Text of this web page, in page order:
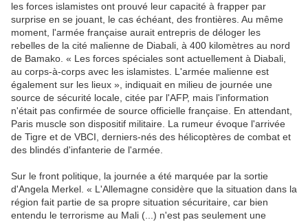
les forces islamistes ont prouvé leur capacité à frapper par
surprise en se jouant, le cas échéant, des frontières. Au même
moment, l'armée française aurait entrepris de déloger les
rebelles de la cité malienne de Diabali, à 400 kilomètres au nord
de Bamako. « Les forces spéciales sont actuellement à Diabali,
au corps-à-corps avec les islamistes. L'armée malienne est
également sur les lieux », indiquait en milieu de journée une
source de sécurité locale, citée par l'AFP, mais l'information
n'était pas confirmée de source officielle française. En attendant,
Paris muscle son dispositif militaire. La rumeur évoque l'arrivée
de Tigre et de VBCI, derniers-nés des hélicoptères de combat et
des blindés d'infanterie de l'armée.
Sur le front politique, la journée a été marquée par la sortie
d'Angela Merkel. « L'Allemagne considère que la situation dans la
région fait partie de sa propre situation sécuritaire, car bien
entendu le terrorisme au Mali (...) n'est pas seulement une